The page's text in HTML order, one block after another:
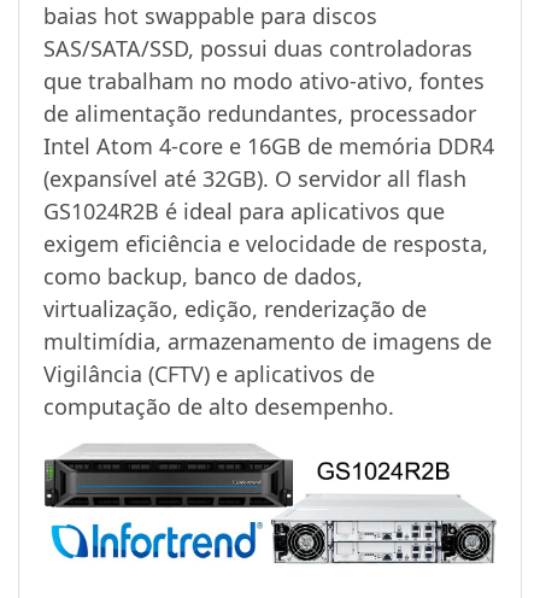
baias hot swappable para discos
SAS/SATA/SSD, possui duas controladoras
que trabalham no modo ativo-ativo, fontes
de alimentação redundantes, processador
Intel Atom 4-core e 16GB de memória DDR4
(expansível até 32GB). O servidor all flash
GS1024R2B é ideal para aplicativos que
exigem eficiência e velocidade de resposta,
como backup, banco de dados,
virtualização, edição, renderização de
multimídia, armazenamento de imagens de
Vigilância (CFTV) e aplicativos de
computação de alto desempenho.